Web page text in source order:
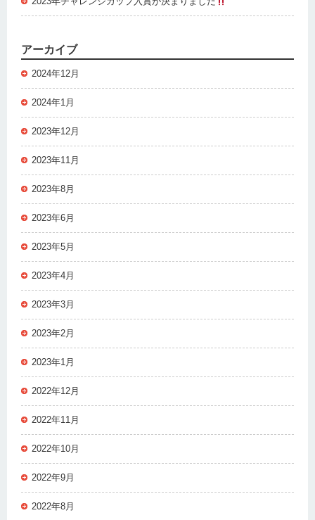
アーカイブ
2024年12月
2024年1月
2023年12月
2023年11月
2023年8月
2023年6月
2023年5月
2023年4月
2023年3月
2023年2月
2023年1月
2022年12月
2022年11月
2022年10月
2022年9月
2022年8月